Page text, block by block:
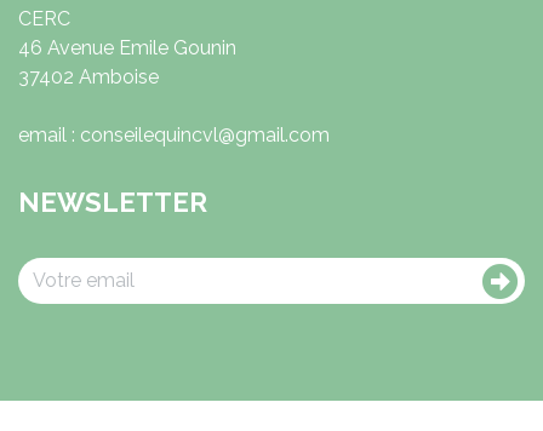
CERC
46 Avenue Emile Gounin
37402 Amboise
email : conseilequincvl@gmail.com
NEWSLETTER